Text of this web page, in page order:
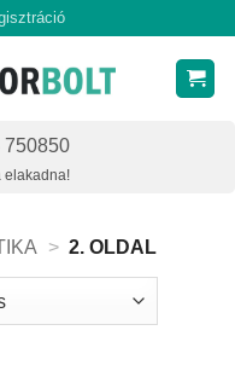
750850
elakadna!
> 2. OLDAL